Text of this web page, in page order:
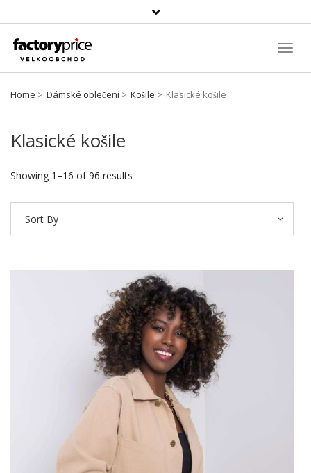
Vyhledávání
Home Dámské oblečení Košile Klasické košile
Klasické košile
Showing 1–16 of 96 results
Sort By